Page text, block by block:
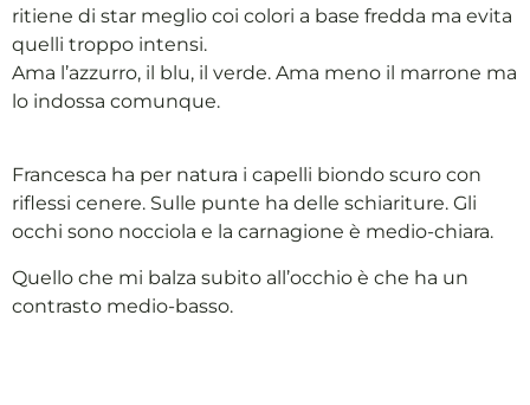
ritiene di star meglio coi colori a base fredda ma evita
quelli troppo intensi.
Ama l’azzurro, il blu, il verde. Ama meno il marrone ma
lo indossa comunque.
Francesca ha per natura i capelli biondo scuro con
riflessi cenere. Sulle punte ha delle schiariture. Gli
occhi sono nocciola e la carnagione è medio-chiara.
Quello che mi balza subito all’occhio è che ha un
contrasto medio-basso.